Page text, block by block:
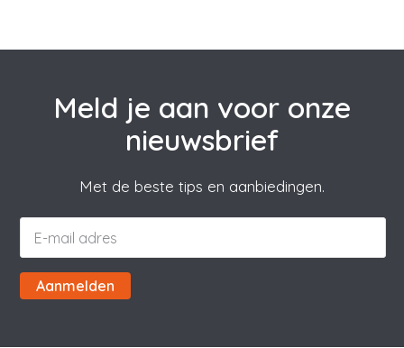
Meld je aan voor onze
nieuwsbrief
Met de beste tips en aanbiedingen.
Aanmelden